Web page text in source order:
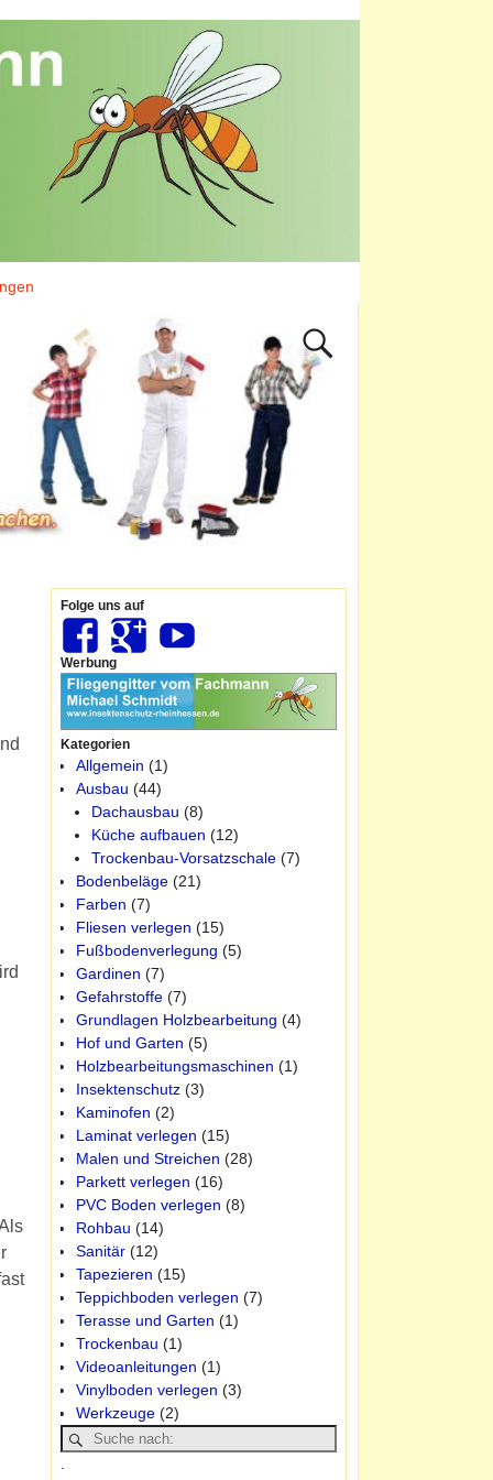
Folge uns auf
Werbung
Kategorien
Allgemein (1)
Ausbau (44)
Dachausbau (8)
Küche aufbauen (12)
Trockenbau-Vorsatzschale(7)
Bodenbeläge(21)
Farben (7)
Fliesen verlegen (15)
Fußbodenverlegung (5)
Gardinen (7)
Gefahrstoffe(7)
Grundlagen Holzbearbeitung (4)
Hof und Garten (5)
Holzbearbeitungsmaschinen (1)
Insektenschutz(3)
Kaminofen (2)
Laminat verlegen (15)
Malen und Streichen (28)
Parkett verlegen (16)
PVC Boden verlegen (8)
Rohbau (14)
Sanitär(12)
Tapezieren (15)
Teppichboden verlegen (7)
Terasse und Garten (1)
Trockenbau (1)
Videoanleitungen (1)
Vinylboden verlegen (3)
Werkzeuge(2)
.